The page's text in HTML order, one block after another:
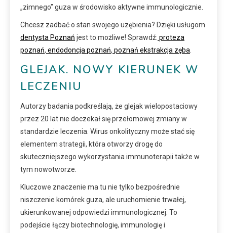
„zimnego” guza w środowisko aktywne immunologicznie.
Chcesz zadbać o stan swojego uzębienia? Dzięki usługom
dentysta Poznań jest to możliwe! Sprawdź: proteza
poznań, endodoncja poznań, poznań ekstrakcja zęba
GLEJAK. NOWY KIERUNEK W
LECZENIU
Autorzy badania podkreślają, że glejak wielopostaciowy
przez 20 lat nie doczekał się przełomowej zmiany w
standardzie leczenia. Wirus onkolityczny może stać się
elementem strategii, która otworzy drogę do
skuteczniejszego wykorzystania immunoterapii także w
tym nowotworze.
Kluczowe znaczenie ma tu nie tylko bezpośrednie
niszczenie komórek guza, ale uruchomienie trwałej,
ukierunkowanej odpowiedzi immunologicznej. To
podejście łączy biotechnologię, immunologię i